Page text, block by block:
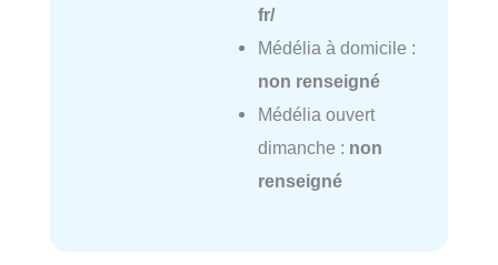
fr/
Médélia à domicile :
non renseigné
Médélia ouvert
dimanche : non
renseigné